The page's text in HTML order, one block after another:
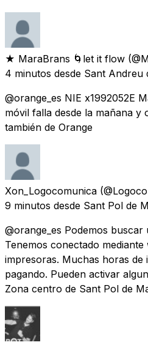
★ MaraBrans 🌀let it flow
4 minutos desde Sant Andreu
@orange_es NIE x1992052E
móvil falla desde la mañana y
también de Orange
Xon_Logocomunica
9 minutos desde Sant Pol de
@orange_es Podemos
Tenemos conectado
impresoras. Muchas horas de
pagando. Pueden activar
Zona centro de Sant Pol de